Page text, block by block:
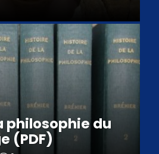
philosophie du
(PDF)